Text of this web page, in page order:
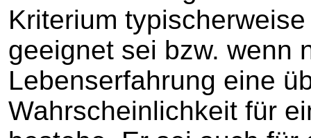
Kriterium
geeignet sei bzw. wenn
Lebenserfahrung eine
Wahrscheinlichkeit für